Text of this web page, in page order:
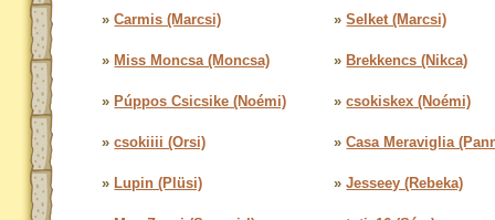
»Carmis (Marcsi) »Selket (Marcsi)
» Miss Moncsa (Moncsa) » Brekkencs (Nikca)
» Púppos Csicsike (Noémi) »csokiskex (Noémi)
»csokiiii (Orsi) »Casa Meraviglia
» Lupin (Plüsi) »Jesseey (Rebeka)